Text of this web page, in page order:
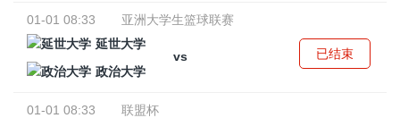
01-01 08:33
亚洲大学生篮球联赛
延世大学
vs
政治大学
已结束
01-01 08:33
联盟杯